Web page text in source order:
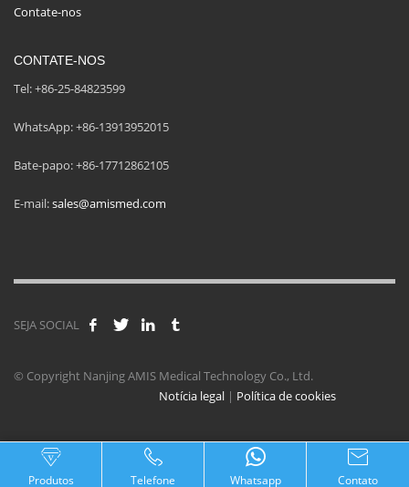
Produtos Telefone Whatsapp Contato
Contate-nos
CONTATE-NOS
Tel: +86-25-84823599
WhatsApp: +86-13913952015
Bate-papo: +86-17712862105
E-mail:sales@amismed.com
SEJA SOCIAL
© Copyright Nanjing AMIS Medical Technology Co., Ltd.
Notícia legal | Política de cookies